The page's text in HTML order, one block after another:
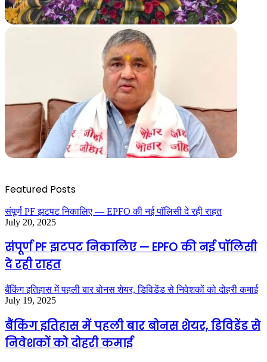
Featured Posts
संपूर्ण PF झटपट निकालिए — EPFO की नई पॉलिसी दे रही राहत
July 20, 2025
संपूर्ण PF झटपट निकालिए — EPFO की नई पॉलिसी
दे रही राहत
बैंकिंग इतिहास में पहली बार बोनस शेयर, डिविडेंड से निवेशकों को दोहरी कमाई
July 19, 2025
बैंकिंग इतिहास में पहली बार बोनस शेयर, डिविडेंड से
निवेशकों को दोहरी कमाई